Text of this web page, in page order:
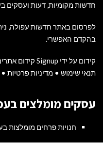
חדשות מקומיות, דעות ועסקים
לפרסום באתר חדשות עפולה,
בהקדם האפשרי.
קידום על ידי Signup קידום אתרים
תנאי שימוש • מדיניות פרטיות •
עסקים מומלצים
חנויות פרחים מומלצות